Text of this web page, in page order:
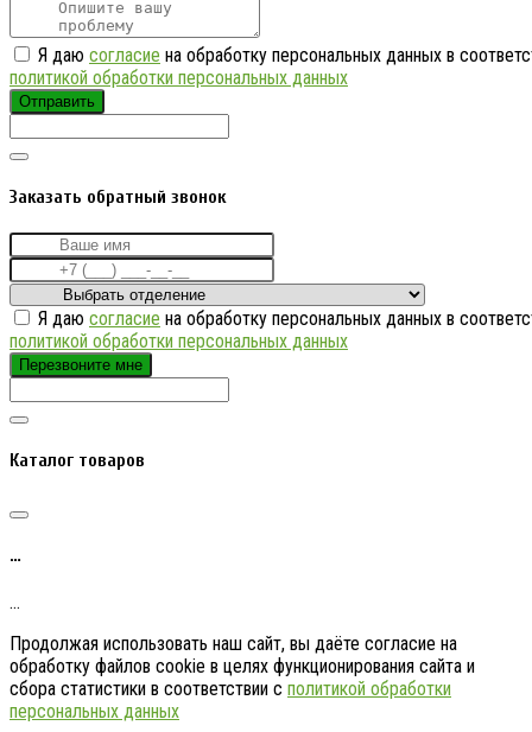
Я даю согласие на обработку персональных данных в
политикой обработки персональных данных
Отправить
Заказать обратный звонок
Я даю согласие на обработку персональных данных в
политикой обработки персональных данных
Перезвоните мне
Каталог товаров
…
…
Продолжая использовать наш сайт, вы даёте согласие на
обработку файлов cookie в целях функционирования сайта и
сбора статистики в соответствии с политикой обработки
персональных данных